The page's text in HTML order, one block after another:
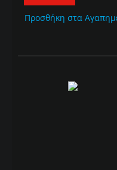
Προσθήκη στα